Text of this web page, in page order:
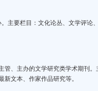
主要栏目：文化论丛、文学评论
管、主办的文学研究类学术期刊
文本、作家作品研究等。